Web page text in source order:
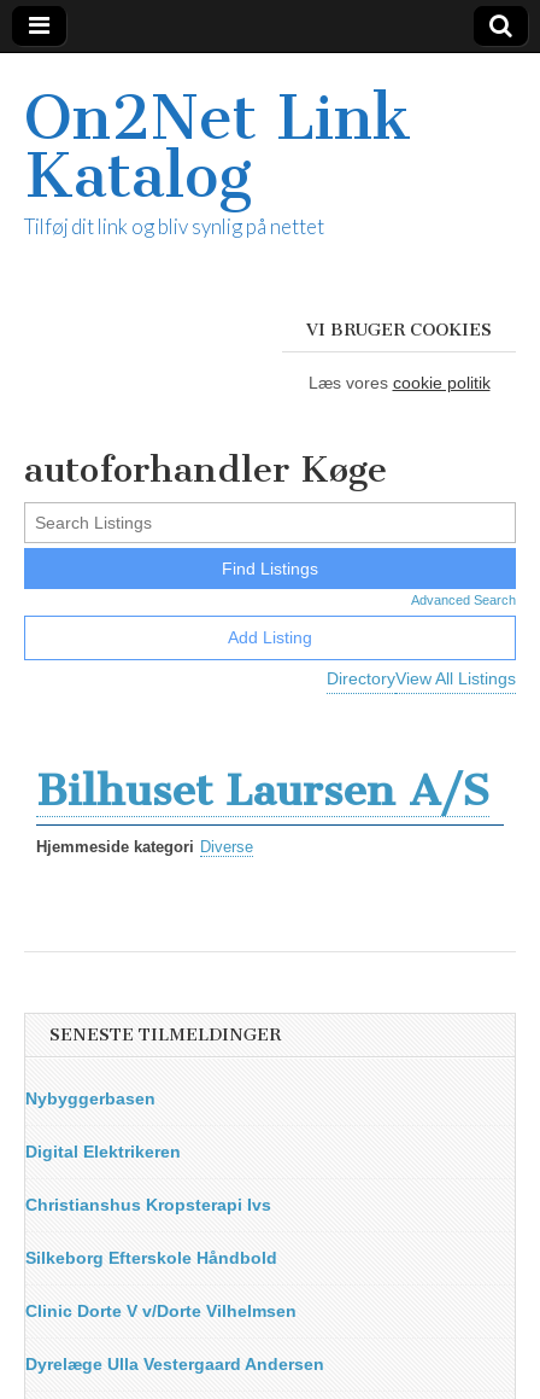
On2Net Link
Katalog
Tilføj dit link og bliv synlig på nettet
VI BRUGER COOKIES
Læs vores cookie politik
autoforhandler Køge
Advanced Search
DirectoryView All Listings
Add Listing
Bilhuset Laursen A/S
Hjemmeside kategori Diverse
SENESTE TILMELDINGER
Nybyggerbasen
Digital Elektrikeren
Christianshus Kropsterapi Ivs
Silkeborg Efterskole Håndbold
Clinic Dorte V v/Dorte Vilhelmsen
Dyrelæge Ulla Vestergaard Andersen